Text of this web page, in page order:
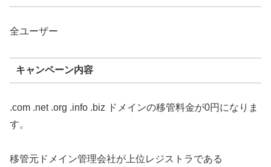
全ユーザー
キャンペーン内容
.com .net .org .info .biz ドメインの移管料金が0円になりま
す。
移管元ドメイン管理会社が上位レジストラである